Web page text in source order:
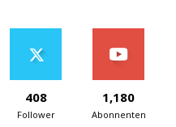
408
Follower
1,180
Abonnenten